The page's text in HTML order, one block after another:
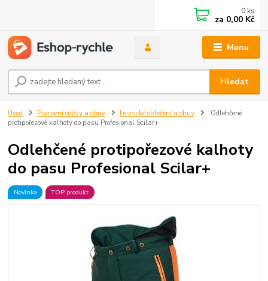
Menu
Hledat
0 ks
za 0,00 Kč
Úvod Pracovní oděvy a obuv Lesnické oblečení a obuv
Odlehčené
protipořezové kalhoty do pasu Profesional Scilar+
Odlehčené protipořezové kalhoty
do pasu Profesional Scilar+
Novinka TOP produkt